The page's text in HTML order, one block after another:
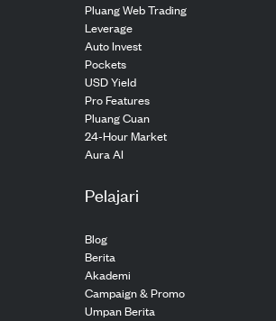
Pluang Web Trading
Leverage
Auto Invest
Pockets
USD Yield
Pro Features
Pluang Cuan
24-Hour Market
Aura AI
Pelajari
Blog
Berita
Akademi
Campaign & Promo
Umpan Berita